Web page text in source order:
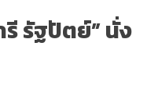
รี รัฐปัตย์” นั่ง